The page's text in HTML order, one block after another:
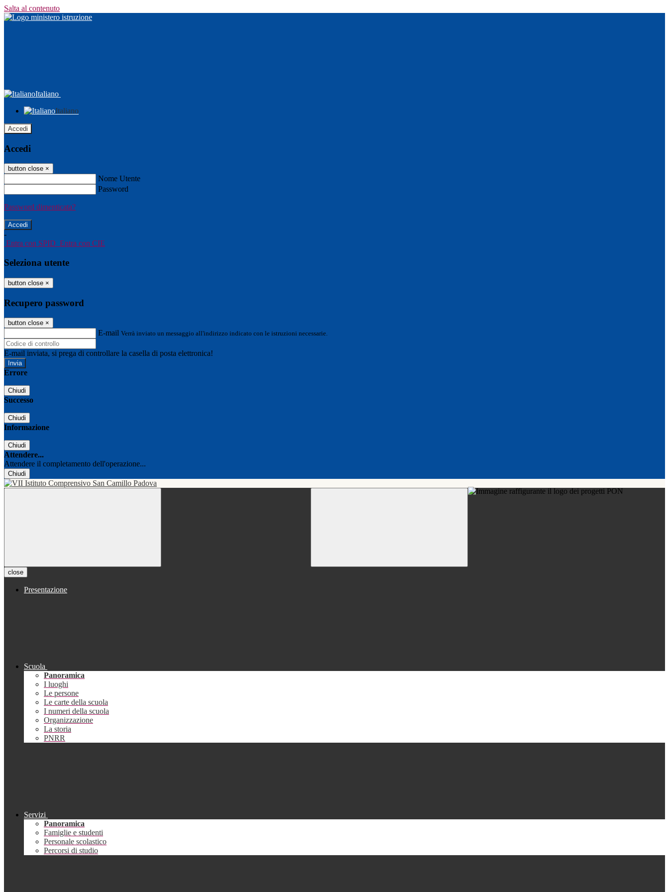
Salta al contenuto
Italiano
Italiano
Accedi
Accedi
button close ×
Nome Utente
Password
Password dimenticata?
-
Entra con SPID Entra con CIE
Seleziona utente
button close ×
Recupero password
button close ×
E-mail Verrà inviato un messaggio all'indirizzo indicato con le istruzioni necessarie.
E-mail inviata, si prega di controllare la casella di posta elettronica!
Errore
Chiudi
Successo
Chiudi
Informazione
Chiudi
Attendere...
Attendere il completamento dell'operazione...
Chiudi
close
Presentazione
Scuola
Panoramica
I luoghi
Le persone
Le carte della scuola
I numeri della scuola
Organizzazione
La storia
PNRR
Servizi
Panoramica
Famiglie e studenti
Personale scolastico
Percorsi di studio